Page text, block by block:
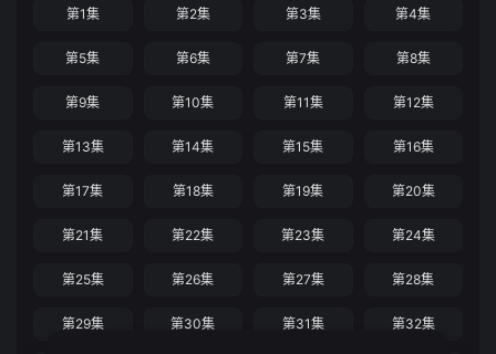
第1集 第2集 第3集 第4集
第5集 第6集 第7集 第8集
第9集 第10集 第11集 第12集
第13集 第14集 第15集 第16集
第17集 第18集 第19集 第20集
第21集 第22集 第23集 第24集
第25集 第26集 第27集 第28集
第29集 第30集 第31集 第32集